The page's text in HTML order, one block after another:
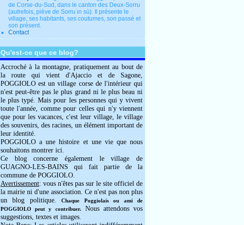
de Corse-du-Sud, dans le canton des Deux-Sorru
(autrefois, piève de Sorru in sù). Il présente le
village, ses habitants, ses coutumes, son passé et
son présent.
Contact
Qu'est-ce que ce blog?
Accroché à la montagne, pratiquement au bout de
la route qui vient d'Ajaccio et de Sagone,
POGGIOLO est un village corse de l'intérieur qui
n'est peut-être pas le plus grand ni le plus beau ni
le plus typé. Mais pour les personnes qui y vivent
toute l'année, comme pour celles qui n'y viennent
que pour les vacances, c'est leur village, le village
des souvenirs, des racines, un élément important de
leur identité.
POGGIOLO a une histoire et une vie que nous
souhaitons montrer ici.
Ce blog concerne également le village de
GUAGNO-LES-BAINS qui fait partie de la
commune de POGGIOLO.
Avertissement: vous n'êtes pas sur le site officiel de
la mairie ni d'une association. Ce n'est pas non plus
un blog politique.Chaque Poggiolais ou ami de
POGGIOLO peut y contribuer.Nous attendons vos
suggestions, textes et images.